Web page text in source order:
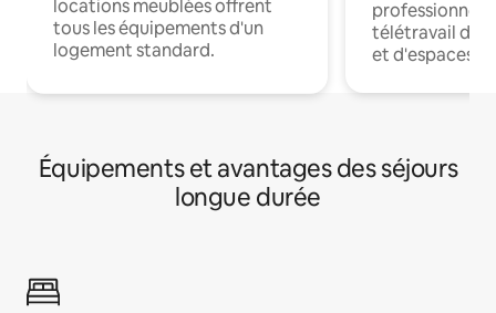
locations meublées offrent
tous les équipements d'un
logement standard.
professionnels
télétravail
et d'espaces
Équipements et avantages des séjours
longue durée